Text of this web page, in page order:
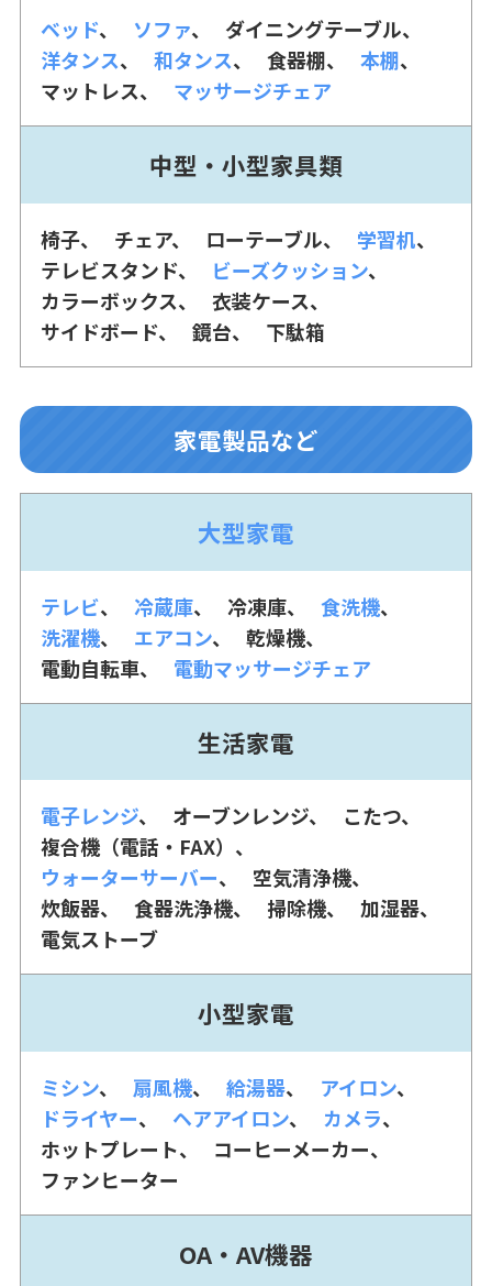
ベッド ソファ
ダイニングテーブル
洋タンス
和タンス 食器棚
本棚
マットレス
マッサージチェア
中型・小型家具類
椅子 チェア ローテーブル
学習机
テレビスタンド
ビーズクッション
カラーボックス
衣装ケース
サイドボード
鏡台 下駄箱
家電製品など
大型家電
テレビ 冷蔵庫 冷凍庫
食洗機
洗濯機
エアコン
乾燥機
電動自転車
電動マッサージチェア
生活家電
電子レンジ オーブンレンジ
こたつ
複合機（電話・FAX）
ウォーターサーバー
空気清浄機
炊飯器
食器洗浄機 掃除機
加湿器
電気ストーブ
小型家電
ミシン 扇風機 給湯器
アイロン
ドライヤー
ヘアアイロン
カメラ
ホットプレート
コーヒーメーカー
ファンヒーター
OA・AV機器